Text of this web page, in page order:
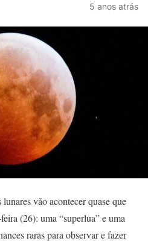
5 anos atrás
vão acontecer quase que
(26): uma “superlua” e uma
raras para observar e fazer